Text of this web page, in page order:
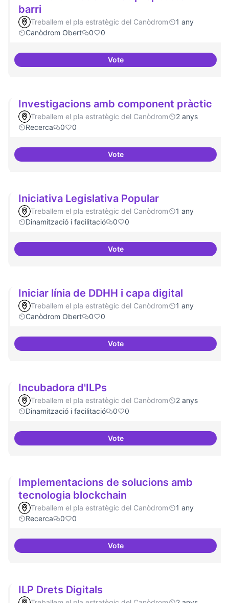
barri
Treballem el pla estratègic del Canòdrom
1 any
Canòdrom Obert
0 0
VoteInvolucrar-nos amb les
Investigacions amb component pràctic
Treballem el pla estratègic del Canòdrom
2 anys
Recerca
0 0
VoteInvestigacions amb component
Iniciativa Legislativa Popular
Treballem el pla estratègic del Canòdrom
1 any
Dinamització i facilitació
0 0
VoteIniciativa Legislativa Popular
Iniciar línia de DDHH i capa digital
Treballem el pla estratègic del Canòdrom
1 any
Canòdrom Obert
0 0
VoteIniciar línia de DDHH i capa
Incubadora d'ILPs
Treballem el pla estratègic del Canòdrom
2 anys
Dinamització i facilitació
0 0
VoteIncubadora d'ILPs
Implementacions de solucions amb
tecnologia blockchain
Treballem el pla estratègic del Canòdrom
1 any
Recerca
0 0
VoteImplementacions de solucions
ILP Drets Digitals